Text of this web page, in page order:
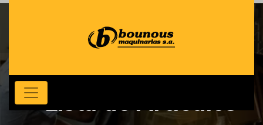
Lista de Artículos